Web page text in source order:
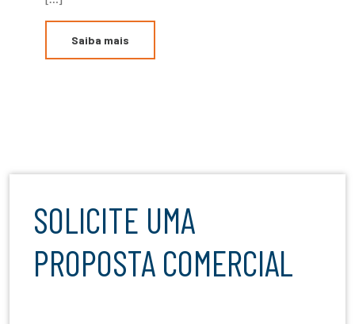
Saiba mais
SOLICITE UMA
PROPOSTA COMERCIAL